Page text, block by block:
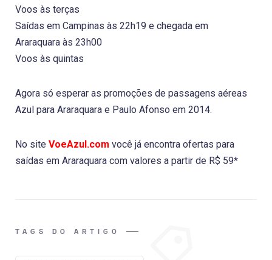
Voos às terças
Saídas em Campinas às 22h19 e chegada em
Araraquara às 23h00
Voos às quintas
Agora só esperar as promoções de passagens aéreas
Azul para Araraquara e Paulo Afonso em 2014.
No site VoeAzul.com você já encontra ofertas para
saídas em Araraquara com valores a partir de R$ 59*
TAGS DO ARTIGO